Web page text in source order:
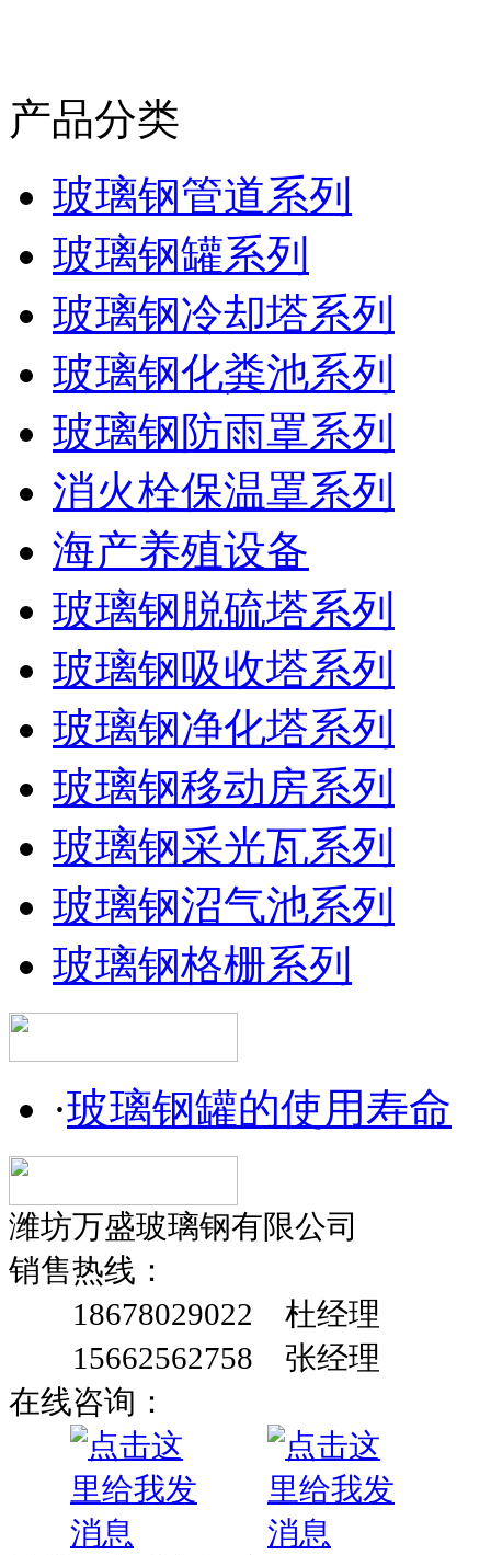
产品分类
玻璃钢管道系列
玻璃钢罐系列
玻璃钢冷却塔系列
玻璃钢化粪池系列
玻璃钢防雨罩系列
消火栓保温罩系列
海产养殖设备
玻璃钢脱硫塔系列
玻璃钢吸收塔系列
玻璃钢净化塔系列
玻璃钢移动房系列
玻璃钢采光瓦系列
玻璃钢沼气池系列
玻璃钢格栅系列
·玻璃钢罐的使用寿命
潍坊万盛玻璃钢有限公司
销售热线：
18678029022 杜经理
15662562758 张经理
在线咨询：